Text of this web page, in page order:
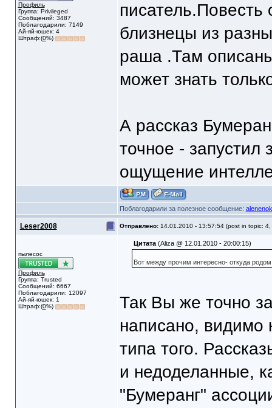
Профиль
Группа: Privileged
Сообщений: 3487
Поблагодарили: 7149
Ай-яй-юшек: 4
Штраф:(0%)
близнецы из
раша .Там
может знать
А рассказ
точное - запустил
ощущение
Поблагодарили за полезное сообщение: alenenok
Leser2008 Отправлено: 14.01.2010 - 13:57:54 (post in topic: 4,
пылесос
Профиль
Группа: Trusted
Сообщений: 6667
Поблагодарили: 12097
Ай-яй-юшек: 1
Штраф:(0%)
Цитата(Aliza @ 12.01.2010 - 20:00:15)
Вот между прочим интересно- откуда родом
Так Вы же точно
написано, видимо
типа того.
и недоделанные,
"Бумеранг"